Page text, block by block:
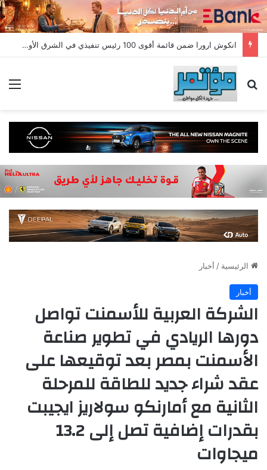
انكوش ارورا ضمن قائمة أقوى 100 رئيس تنفيذي في الشرق الأوسط لعام 2026 في قائمة فوربس الشرق الأوسط”
بحث عن
الرئيسية / أخبار
أخبار
الشركة العربية للأسمنت تواصل
دورها الريادي في تطوير صناعة
الأسمنت بمصر بعد توقيعها على
عقد شراء جديد للطاقة للمرحلة
الثانية مع أمارنكو سولاريز ايجيبت
بقدرات إضافية تصل إلى 13.2
ميجاوات